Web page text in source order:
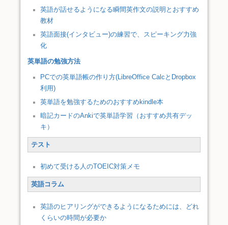
英語が話せるようになる瞬間英作文の説明とおすすめ
教材
英語面接(インタビュー)の練習で、スピーキング力強
化
英単語の勉強方法
PCでの英単語帳の作り方(LibreOffice CalcとDropbox
利用)
英単語を勉強するためのおすすめkindle本
暗記カードのAnkiで英単語学習（おすすめ共有デッ
キ）
テスト
初めて受ける人のTOEIC対策メモ
英語コラム
英語のヒアリングができるようになるためには、どれ
くらいの時間が必要か